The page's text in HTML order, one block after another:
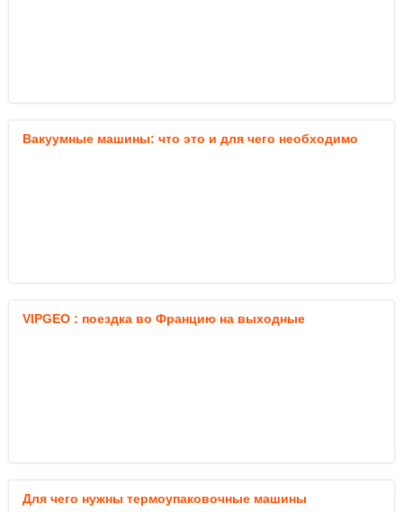
Вакуумные машины: что это и для чего необходимо
VIPGEO : поездка во Францию на выходные
Для чего нужны термоупаковочные машины